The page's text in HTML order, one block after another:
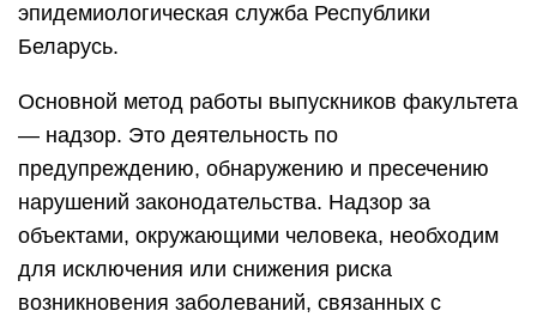
эпидемиологическая служба Республики
Беларусь.
Основной метод работы выпускников факультета
— надзор. Это деятельность по
предупреждению, обнаружению и пресечению
нарушений законодательства. Надзор за
объектами, окружающими человека, необходим
для исключения или снижения риска
возникновения заболеваний, связанных с